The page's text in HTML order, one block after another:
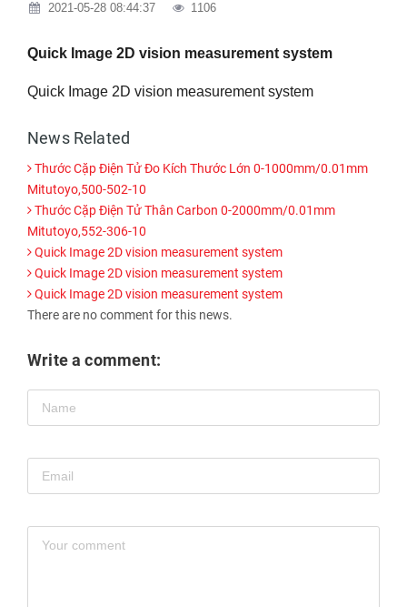
2021-05-28 08:44:37 1106
Quick Image 2D vision measurement system
Quick Image 2D vision measurement system
News Related
Thước Cặp Điện Tử Đo Kích Thước Lớn 0-1000mm/0.01mm
Mitutoyo,500-502-10
Thước Cặp Điện Tử Thân Carbon 0-2000mm/0.01mm
Mitutoyo,552-306-10
Quick Image 2D vision measurement system
Quick Image 2D vision measurement system
Quick Image 2D vision measurement system
There are no comment for this news.
Write a comment: